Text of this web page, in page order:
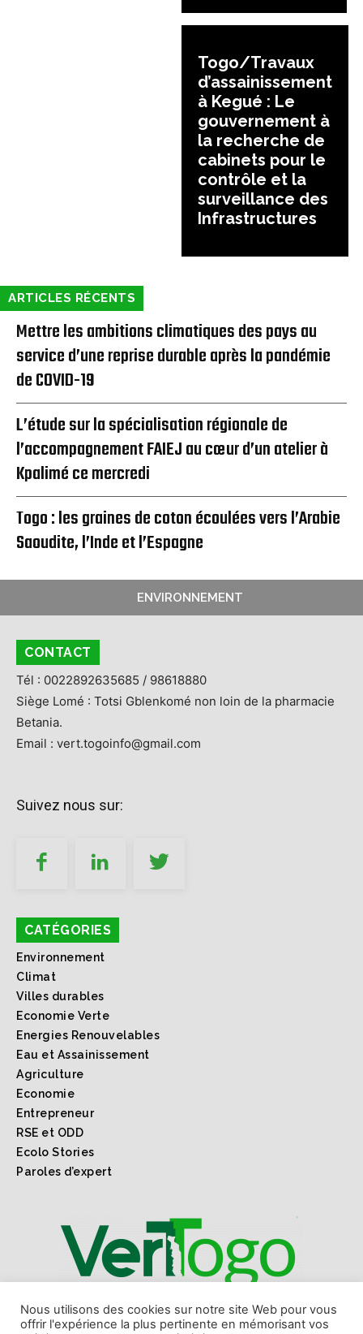
Togo/Travaux
d’assainissement
à Kegué : Le
gouvernement à
la recherche de
cabinets pour le
contrôle et la
surveillance des
Infrastructures
ARTICLES RÉCENTS
Mettre les ambitions climatiques des pays au
service d’une reprise durable après la pandémie
de COVID-19
L’étude sur la spécialisation régionale de
l’accompagnement FAIEJ au cœur d’un atelier à
Kpalimé ce mercredi
Togo : les graines de coton écoulées vers l’Arabie
Saoudite, l’Inde et l’Espagne
ENVIRONNEMENT
CONTACT
Tél : 0022892635685 / 98618880
Siège Lomé : Totsi Gblenkomé non loin de la pharmacie
Betania.
Email : vert.togoinfo@gmail.com
Suivez nous sur:
CATÉGORIES
Environnement
Climat
Villes durables
Economie Verte
Energies Renouvelables
Eau et Assainissement
Agriculture
Economie
Entrepreneur
RSE et ODD
Ecolo Stories
Paroles d’expert
1er webmagazine sur l'environnement l'économie verte
Nous utilisons des cookies sur notre site Web pour vous
offrir l'expérience la plus pertinente en mémorisant vos